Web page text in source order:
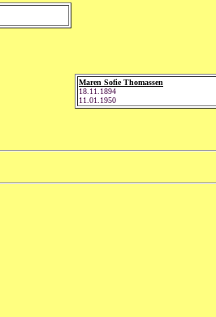
Maren Sofie Thomassen
18.11.1894
11.01.1950